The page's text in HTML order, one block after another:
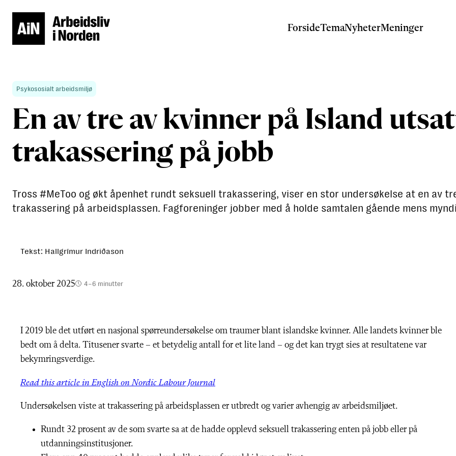
ForsideTemaNyheterMeninger
Psykososialt arbeidsmiljø
En av tre av kvinner på Island
trakassering på jobb
Tross #MeToo og økt åpenhet rundt seksuell trakassering, viser en stor undersøkelse at en av
trakassering på arbeidsplassen. Fagforeninger jobber med å holde samtalen gående mens
Tekst: Hallgrímur Indriðason
28. oktober 2025 4–6 minutter
I 2019 ble det utført en nasjonal spørreundersøkelse om traumer blant islandske kvinner. Alle landets kvinner ble
bedt om å delta. Titusener svarte – et betydelig antall for et lite land – og det kan trygt sies at resultatene var
bekymringsverdige.
Read this article in English on Nordic Labour Journal
Undersøkelsen viste at trakassering på arbeidsplassen er utbredt og varier avhengig av arbeidsmiljøet.
Rundt 32 prosent av de som svarte sa at de hadde opplevd seksuell trakassering enten på jobb eller på
utdanningsinstitusjoner.